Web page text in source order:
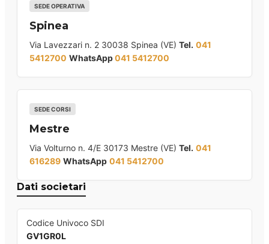
SEDE OPERATIVA
Spinea
Via Lavezzari n. 2 30038 Spinea (VE) Tel. 041
5412700 WhatsApp041 5412700
SEDE CORSI
Mestre
Via Volturno n. 4/E 30173 Mestre (VE) Tel. 041
616289 WhatsApp 041 5412700
Dati societari
Codice Univoco SDI
GV1GR0L